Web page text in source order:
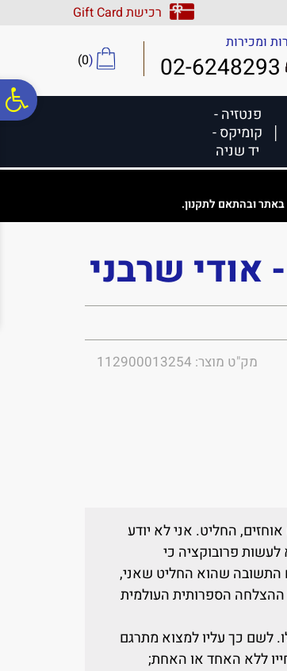
נגישות
אתר
המרכזי
רכישת Gift Card
ומכירות
02-6248293
(
0
)
פנטזיה -
קומיקס -
יד שניה
ובהתאם לתקנון.
אודי שרבני
מק"ט מוצר: 112900013254
החליט. אני לא יודע
פרובוקציה כי
התשובה שהוא החליט שאני,
ההצלחה הספרותית העולמית
לשם כך עליו למצוא מתרגם
ללא האחד או האחת;